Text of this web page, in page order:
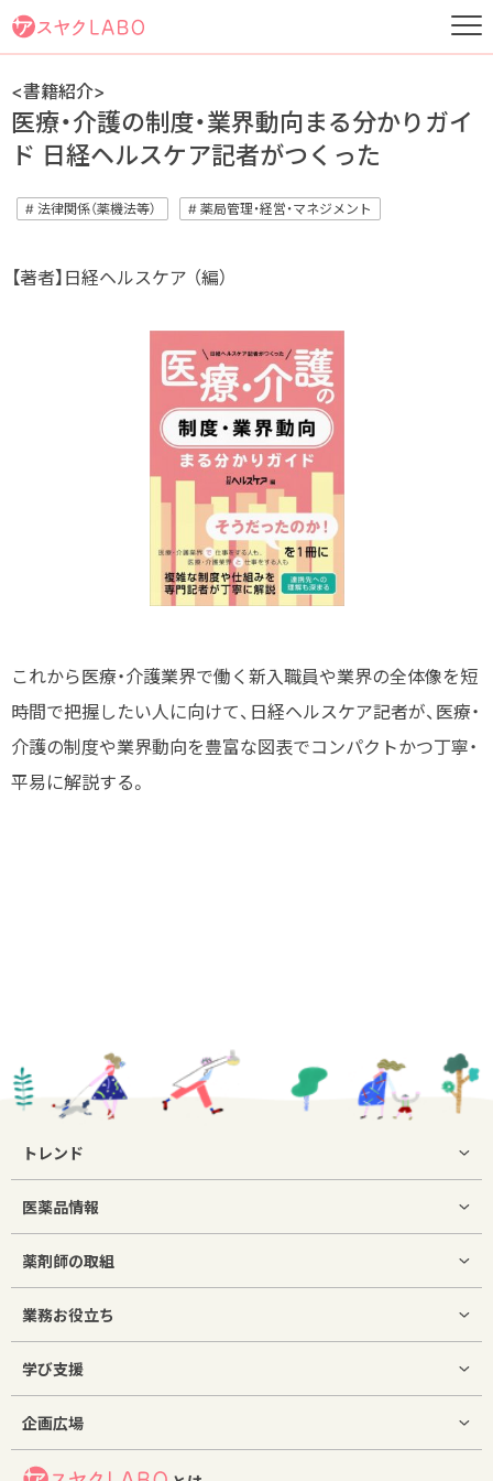
<書籍紹介>
医療・介護の制度・業界動向まる分かりガイ
ド 日経ヘルスケア記者がつくった
# 法律関係（薬機法等） # 薬局管理・経営・マネジメント
【著者】日経ヘルスケア （編）
これから医療・介護業界で働く新入職員や業界の全体像を短
時間で把握したい人に向けて、日経ヘルスケア記者が、医療・
介護の制度や業界動向を豊富な図表でコンパクトかつ丁寧・
平易に解説する。
トレンド
医薬品情報
薬剤師の取組
業務お役立ち
学び支援
企画広場